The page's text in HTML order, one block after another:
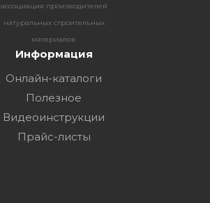
ассоциация производителей
натуральных строительных
материалов
Информация
Онлайн-каталоги
Полезное
Видеоинструкции
Прайс-листы